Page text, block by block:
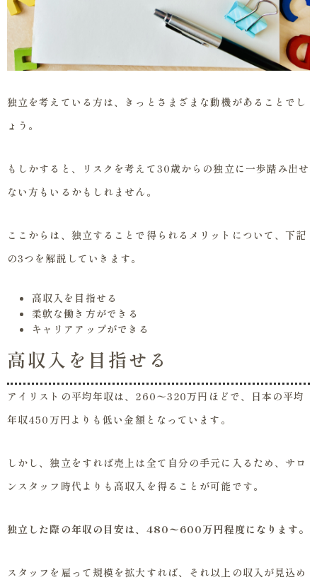
独立を考えている方は、きっとさまざまな動機があることでし
ょう。
もしかすると、リスクを考えて30歳からの独立に一歩踏み出せ
ない方もいるかもしれません。
ここからは、独立することで得られるメリットについて、下記
の3つを解説していきます。
高収入を目指せる
柔軟な働き方ができる
キャリアアップができる
高収入を目指せる
アイリストの平均年収は、260〜320万円ほどで、日本の平均
年収450万円よりも低い金額となっています。
しかし、独立をすれば売上は全て自分の手元に入るため、サロ
ンスタッフ時代よりも高収入を得ることが可能です。
独立した際の年収の目安は、480〜600万円程度になります。
スタッフを雇って規模を拡大すれば、それ以上の収入が見込め